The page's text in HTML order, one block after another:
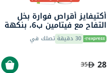
أكتيفايز أقراص فوارة بخل
التفاح مع فيتامين ب6، بنكهة
الحمضيات، حزمة من 20
30 دقيقة تصلك في
28
35